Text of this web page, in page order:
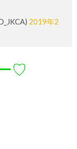
2019年2
♡